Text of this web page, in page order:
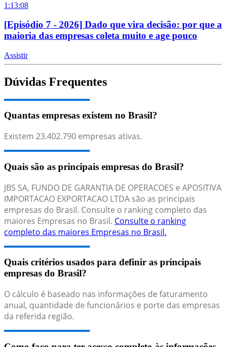
1:13:08
[Episódio 7 - 2026] Dado que vira decisão: por que a
maioria das empresas coleta muito e age pouco
Assistir
Dúvidas Frequentes
Quantas empresas existem no Brasil?
Existem 23.402.790 empresas ativas.
Quais são as principais empresas do Brasil?
JBS SA, FUNDO DE GARANTIA DE OPERACOES e APOSITIVA
IMPORTACAO EXPORTACAO LTDA são as principais
empresas do Brasil. Consulte o ranking completo das
maiores Empresas no Brasil. Consulte o ranking
completo das maiores Empresas no Brasil.
Quais critérios usados para definir as principais
empresas do Brasil?
O cálculo é baseado nas informações de faturamento
anual, quantidade de funcionários e porte das empresas
da referida região.